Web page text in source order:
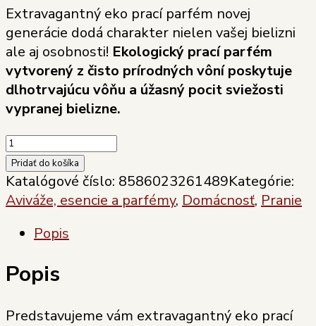
Extravagantný eko prací parfém novej
generácie dodá charakter nielen vašej bielizni
ale aj osobnosti! Ekologický prací parfém
vytvorený z čisto prírodných vôní poskytuje
dlhotrvajúcu vôňu a úžasný pocit sviežosti
vypranej bielizne.
množstvo
Eko
prací
parfém
Zakázané
150
Pridať do košíka
Katalógové číslo: 8586023261489Kategórie:
Aviváže, esencie a parfémy, Domácnosť, Pranie
Popis
Popis
Predstavujeme vám extravagantný eko prací